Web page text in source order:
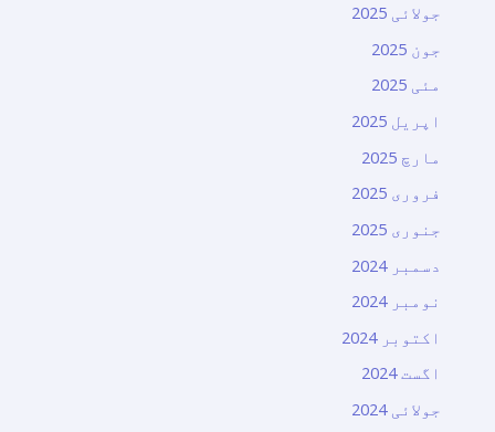
جولائی 2025
جون 2025
مئی 2025
اپریل 2025
مارچ 2025
فروری 2025
جنوری 2025
دسمبر 2024
نومبر 2024
اکتوبر 2024
اگست 2024
جولائی 2024